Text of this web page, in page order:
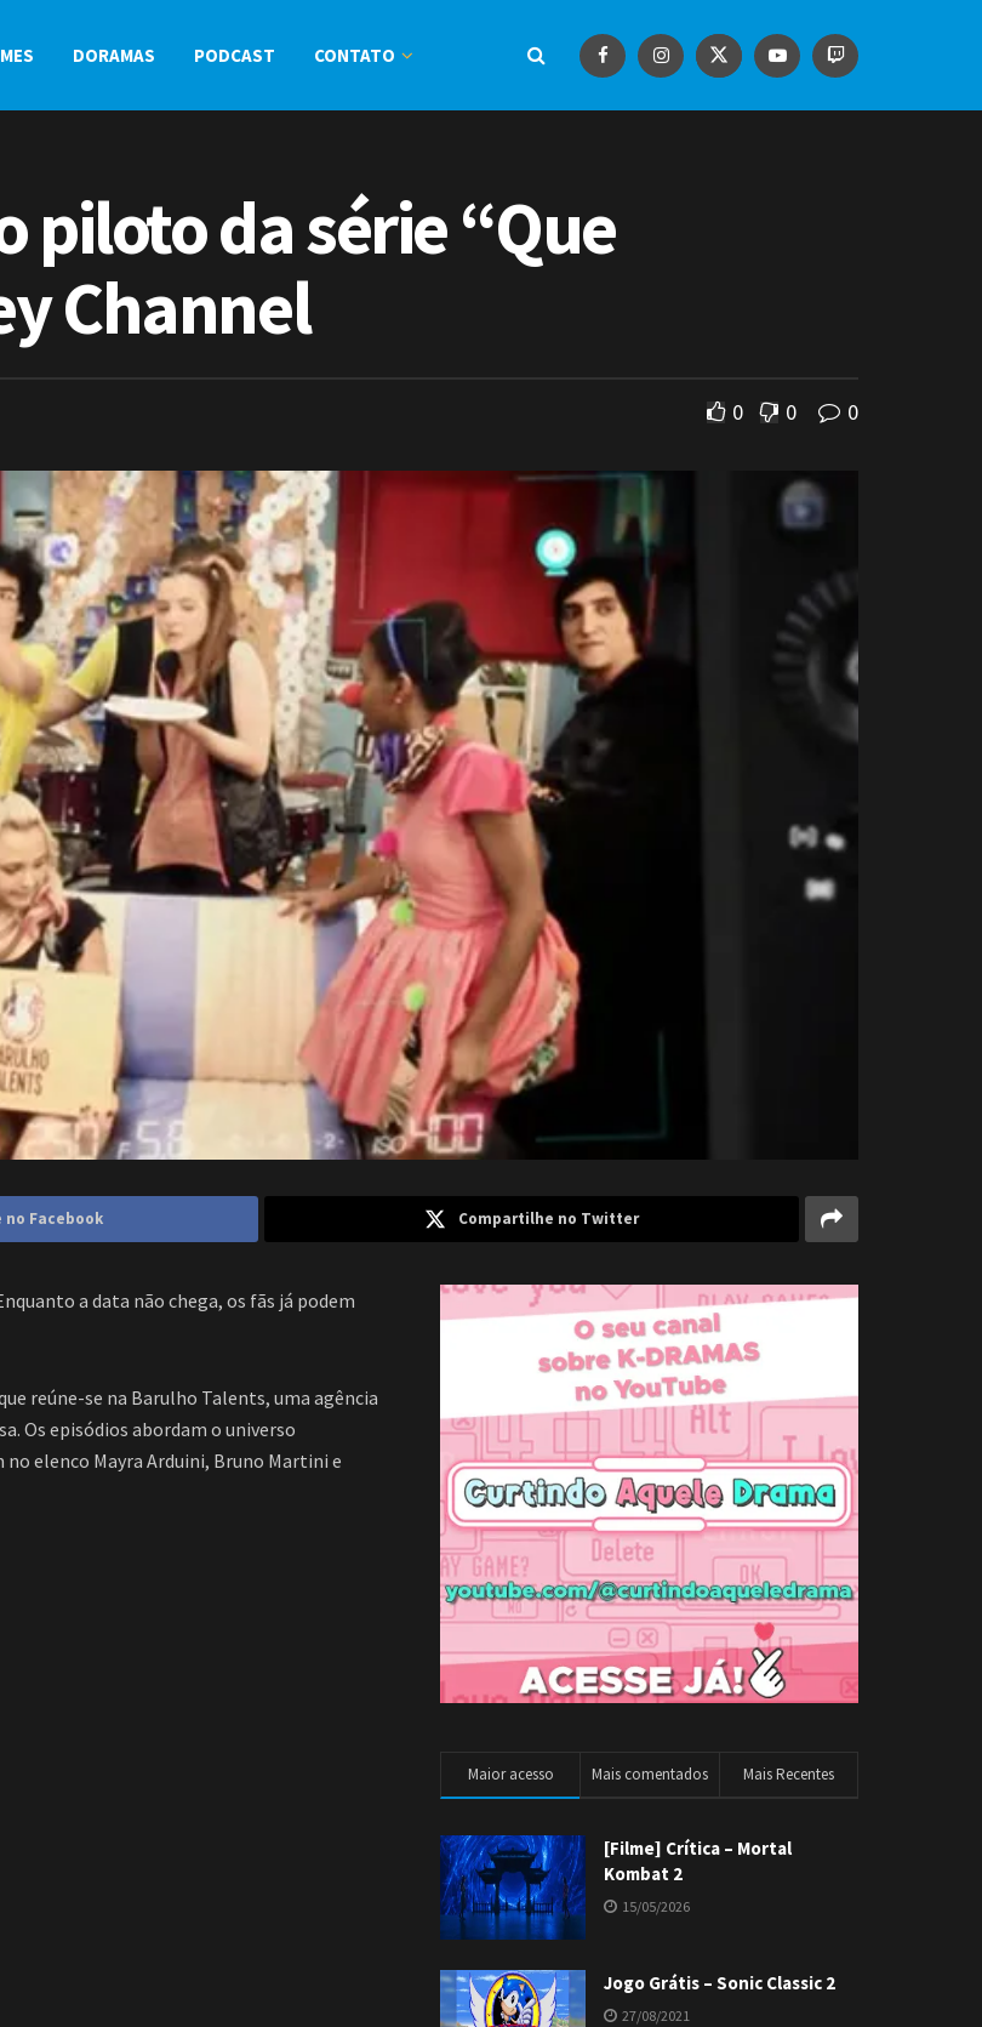
DORAMAS PODCAST CONTATO
piloto da série “Que
Channel
0 0 0
Facebook Compartilhe no Twitter
a data não chega, os fãs já podem
reúne-se na Barulho Talents, uma agência
Os episódios abordam o universo
elenco Mayra Arduini, Bruno Martini e
Maior acesso Mais comentados Mais Recentes
[Filme] Crítica – Mortal
Kombat 2
15/05/2026
Jogo Grátis – Sonic Classic 2
27/08/2021